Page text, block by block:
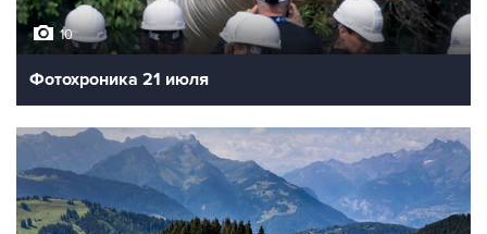
10
Фотохроника 21 июля